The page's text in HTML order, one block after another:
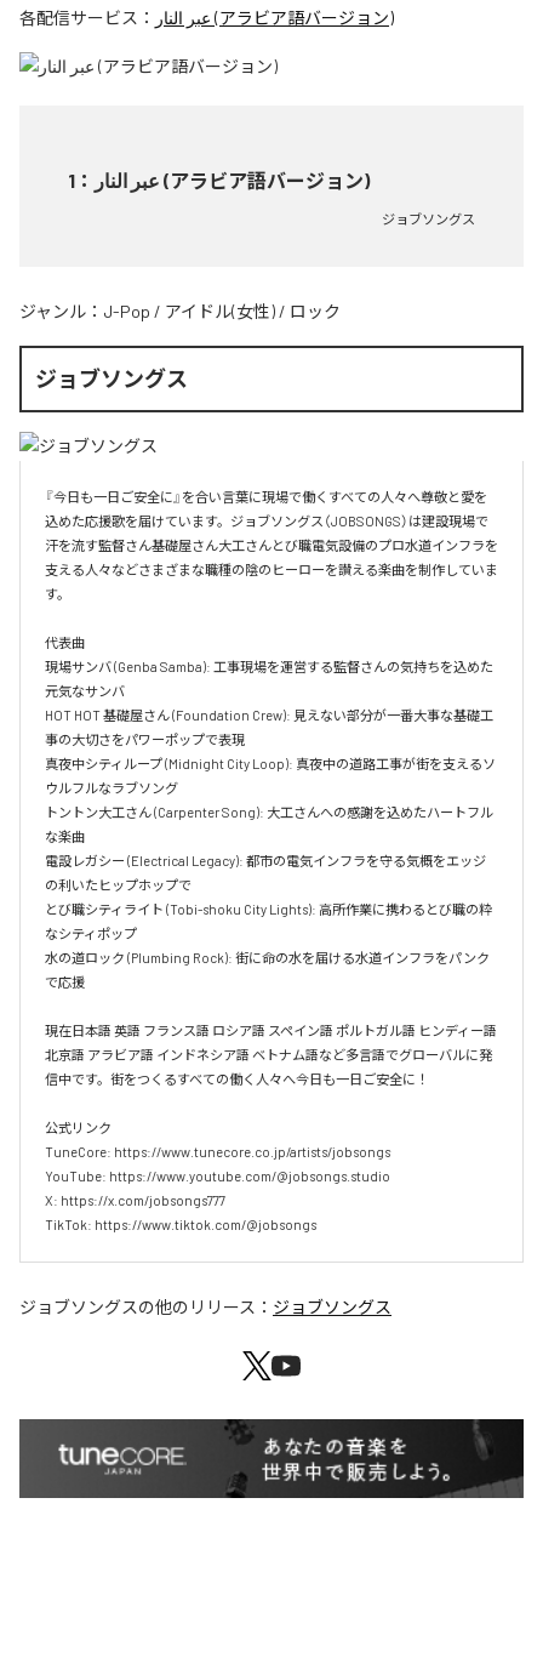
各配信サービス：
عبر النار (アラビア語バージョン)
1 ： عبر النار (アラビア語バージョン)
ジョブソングス
ジャンル： J-Pop / アイドル(女性) / ロック
ジョブソングス
『今日も一日ご安全に』を合い言葉に現場で働くすべての人々へ尊敬と愛を
込めた応援歌を届けています。ジョブソングス（JOBSONGS）は建設現場で
汗を流す監督さん基礎屋さん大工さんとび職電気設備のプロ水道インフラを
支える人々などさまざまな職種の陰のヒーローを讃える楽曲を制作していま
す。
代表曲
現場サンバ (Genba Samba): 工事現場を運営する監督さんの気持ちを込めた
元気なサンバ
HOT HOT 基礎屋さん (Foundation Crew): 見えない部分が一番大事な基礎工
事の大切さをパワーポップで表現
真夜中シティループ (Midnight City Loop): 真夜中の道路工事が街を支えるソ
ウルフルなラブソング
トントン大工さん (Carpenter Song): 大工さんへの感謝を込めたハートフル
な楽曲
電設レガシー (Electrical Legacy): 都市の電気インフラを守る気概をエッジ
の利いたヒップホップで
とび職シティライト (Tobi-shoku City Lights): 高所作業に携わるとび職の粋
なシティポップ
水の道ロック (Plumbing Rock): 街に命の水を届ける水道インフラをパンク
で応援
現在日本語 英語 フランス語 ロシア語 スペイン語 ポルトガル語 ヒンディー語
北京語 アラビア語 インドネシア語 ベトナム語など多言語でグローバルに発
信中です。街をつくるすべての働く人々へ今日も一日ご安全に！
公式リンク
TuneCore: https://www.tunecore.co.jp/artists/jobsongs
YouTube: https://www.youtube.com/@jobsongs.studio
X: https://x.com/jobsongs777
TikTok: https://www.tiktok.com/@jobsongs
ジョブソングスの他のリリース： ジョブソングス